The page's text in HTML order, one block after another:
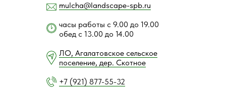
mulcha@landscape-spb.ru
часы работы с 9.00 до 19.00
обед с 13.00 до 14.00
ЛО, Агалатовское сельское
поселение, дер. Скотное
+7 (921) 877-55-32